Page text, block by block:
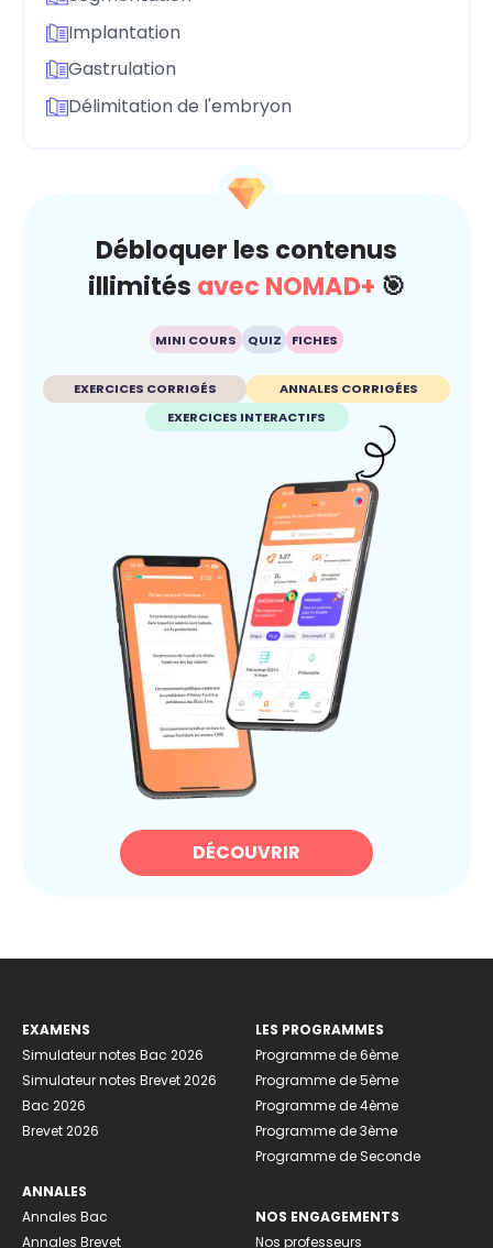
Implantation
Gastrulation
Délimitation de l'embryon
Débloquer les contenus
illimités avec NOMAD+ 🎯
MINI COURS QUIZ FICHES
EXERCICES CORRIGÉS
ANNALES CORRIGÉES
EXERCICES INTERACTIFS
DÉCOUVRIR
EXAMENS
Simulateur notes Bac 2026
Simulateur notes Brevet 2026
Bac 2026
Brevet 2026
ANNALES
Annales Bac
Annales Brevet
LES PROGRAMMES
Programme de 6ème
Programme de 5ème
Programme de 4ème
Programme de 3ème
Programme de Seconde
NOS ENGAGEMENTS
Nos professeurs